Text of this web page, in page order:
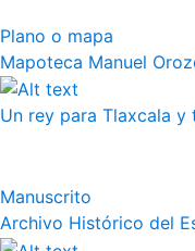
Plano o mapa
Mapoteca Manuel
Un rey para Tlaxcala y
Manuscrito
Archivo Histórico del